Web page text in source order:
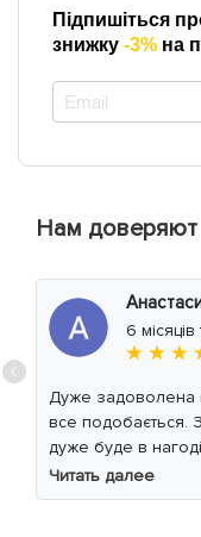
Підпишіться
знижку -3% на
Нам доверяют
6
★ ★ ★
Дуже задоволена
все подобається.
дуже буде в
уважно читав
Читать далее